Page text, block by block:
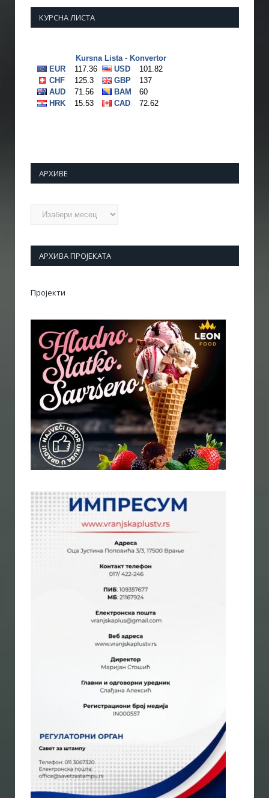
КУРСНА ЛИСТА
АРХИВЕ
Архиве
АРХИВА ПРОЈЕКАТА
Пројекти